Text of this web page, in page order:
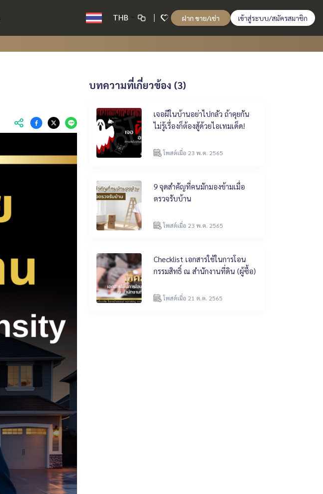
THB ฝาก ขาย/เช่า เข้าสู่ระบบ/สมัครสมาชิก
บทความที่เกี่ยวข้อง (3)
เจอผีในบ้านอย่าไปกลัว ถ้าคุยกัน
ไม่รู้เรื่องก็ต้องสู้ด้วยไอเทมเด็ด!
โพสต์เมื่อ 23 พ.ค. 2565
9 จุดสำคัญที่คนมักมองข้ามเมื่อ
ตรวจรับบ้าน
โพสต์เมื่อ 23 พ.ค. 2565
Checklist เอกสารใช้ในการโอน
กรรมสิทธิ์ ณ สำนักงานที่ดิน (ผู้ซื้อ)
โพสต์เมื่อ 21 ต.ค. 2565